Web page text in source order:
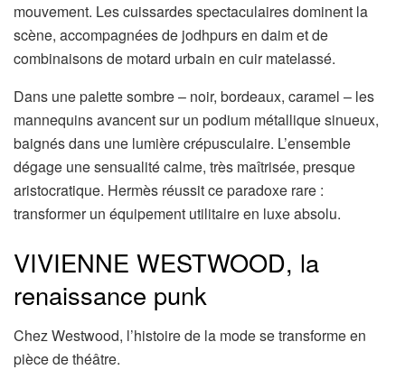
mouvement. Les cuissardes spectaculaires dominent la
scène, accompagnées de jodhpurs en daim et de
combinaisons de motard urbain en cuir matelassé.
Dans une palette sombre – noir, bordeaux, caramel – les
mannequins avancent sur un podium métallique sinueux,
baignés dans une lumière crépusculaire. L’ensemble
dégage une sensualité calme, très maîtrisée, presque
aristocratique. Hermès réussit ce paradoxe rare :
transformer un équipement utilitaire en luxe absolu.
VIVIENNE WESTWOOD, la
renaissance punk
Chez Westwood, l’histoire de la mode se transforme en
pièce de théâtre.